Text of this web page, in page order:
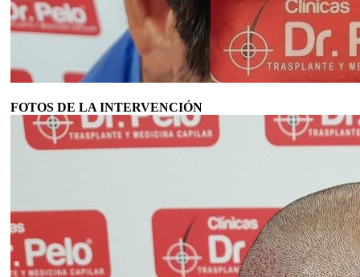
FOTOS DE LA INTERVENCIÓN